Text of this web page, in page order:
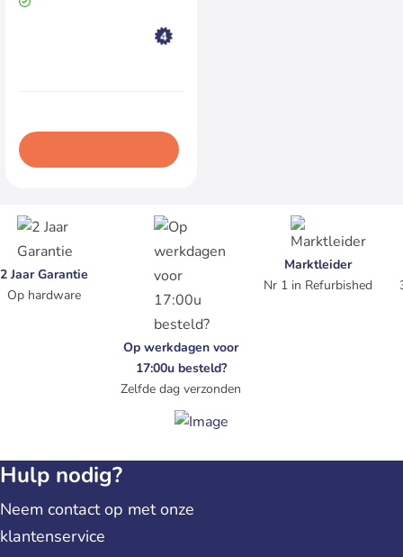
2 Jaar Garantie
Op hardware
Op werkdagen voor
17:00u besteld?
Zelfde dag verzonden
Marktleider
Nr 1 in Refurbished
Hulp nodig?
Neem contact op met onze
klantenservice